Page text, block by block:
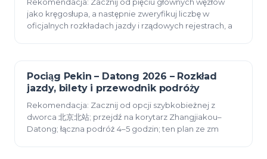
jako kręgosłupa, a następnie zweryfikuj liczbę w
oficjalnych rozkładach jazdy i rządowych rejestrach, a
23 grudnia 2025
Pociąg Pekin – Datong 2026 – Rozkład
jazdy, bilety i przewodnik podróży
Rekomendacja: Zacznij od opcji szybkobieżnej z
dworca 北京北站; przejdź na korytarz Zhangjiakou–
Datong; łączna podróż 4–5 godzin; ten plan ze zm